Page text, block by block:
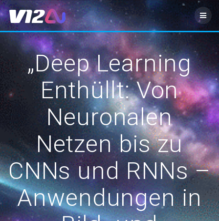
Zum
Inhalt
springen
„Deep Learning
Enthüllt: Von
Neuronalen
Netzen bis zu
CNNs und RNNs –
Anwendungen in